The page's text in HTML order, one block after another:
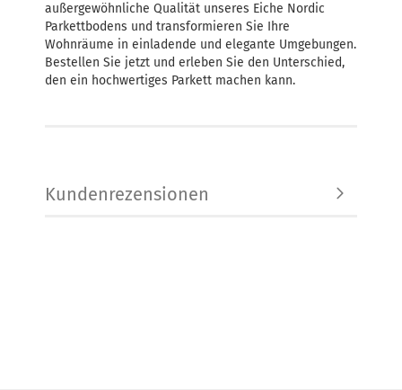
außergewöhnliche Qualität unseres Eiche Nordic
Parkettbodens und transformieren Sie Ihre
Wohnräume in einladende und elegante Umgebungen.
Bestellen Sie jetzt und erleben Sie den Unterschied,
den ein hochwertiges Parkett machen kann.
Kundenrezensionen